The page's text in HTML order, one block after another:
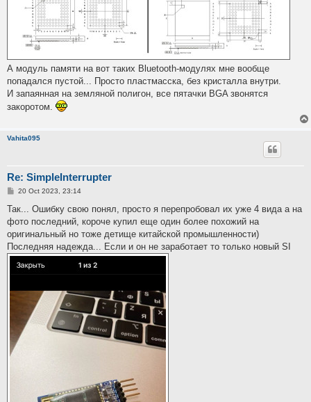
А модуль памяти на вот таких Bluetooth-модулях мне вообще
попадался пустой... Просто пластмасска, без кристалла внутри.
И запаянная на земляной полигон, все пятачки BGA звонятся
закоротом.
Vahita095
Re: SimpleInterrupter
P
s
20 Oct 2023, 23:14
Так... Ошибку свою понял, просто я перепробовал их уже 4 вида а на
фото последний, короче купил еще один более похожий на
оригинальный но тоже детище китайской промышленности)
Последняя надежда... Если и он не заработает то только новый SI